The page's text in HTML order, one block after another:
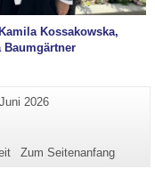
Kossakowska,
Baumgärtner
2026
Zum Seitenanfang